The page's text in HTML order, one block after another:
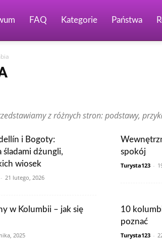
FAQ Kategorie Państwa
Korea Południowa Makau Malezja Maroko
Tunezja Turcja Wielka Brytania
z różnych stron: podstawy,
i Bogoty:
śladami dżungli,
wiosek
- 21 lutego, 2026
spokój
Turysta123 -
w Kolumbii – jak się
2025
10
poznać
Turysta123 -